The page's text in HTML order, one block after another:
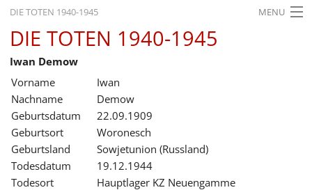
DIE TOTEN 1940-1945 MENU
STARTSEITE
AKTUELLES
AUSSTELLUNGEN
GESCHICHTE
BILDUNG
FORSCHUNG
DIE TOTEN 1940-1945
Iwan Demow
Vorname
Iwan
Nachname
Demow
Geburtsdatum
22.09.1909
Geburtsort
Woronesch
Geburtsland
Sowjetunion (Russland)
Todesdatum
19.12.1944
Todesort
Hauptlager KZ Neuengamme